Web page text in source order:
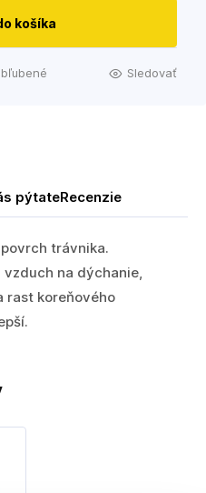
košíka
Sledovať
pýtateRecenzie
trávnika.
na dýchanie,
rast koreňového